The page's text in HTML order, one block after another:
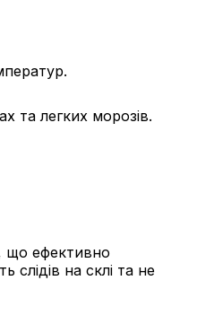
та легких морозів.
що ефективно
слідів на склі та не